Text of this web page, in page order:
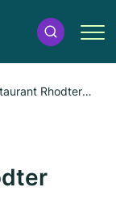
Rhodter